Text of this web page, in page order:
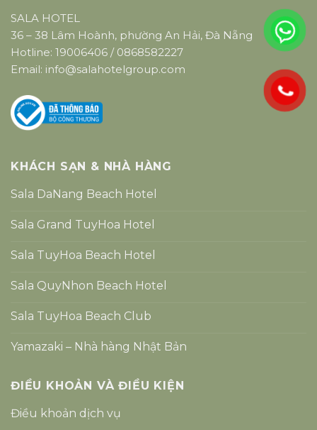
SALA HOTEL
36 – 38 Lâm Hoành, phường An Hải, Đà Nẵng
Hotline: 19006406 / 0868582227
Email: info@salahotelgroup.com
KHÁCH SẠN & NHÀ HÀNG
Sala DaNang Beach Hotel
Sala Grand TuyHoa Hotel
Sala TuyHoa Beach Hotel
Sala QuyNhon Beach Hotel
Sala TuyHoa Beach Club
Yamazaki – Nhà hàng Nhật Bản
ĐIỀU KHOẢN VÀ ĐIỀU KIỆN
Điều khoản dịch vụ